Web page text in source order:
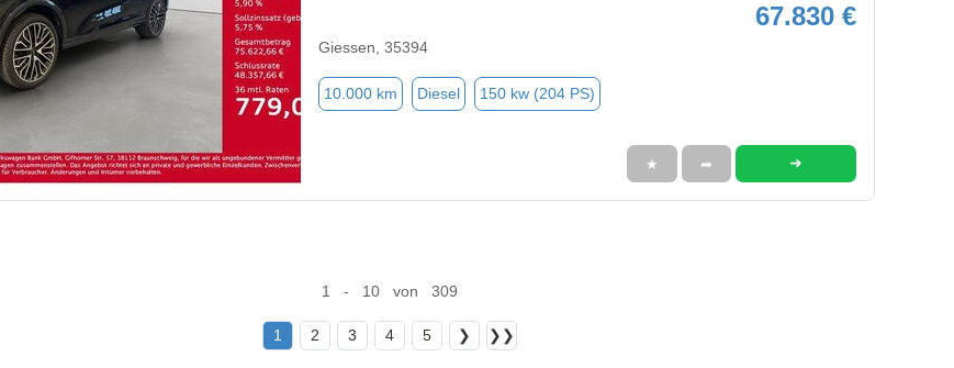
67.830 €
Giessen, 35394
10.000 km Diesel 150 kw (204 PS)
★ ➦ ➜
1 - 10 von 309
1 2 3 4 5 ❯ ❯❯